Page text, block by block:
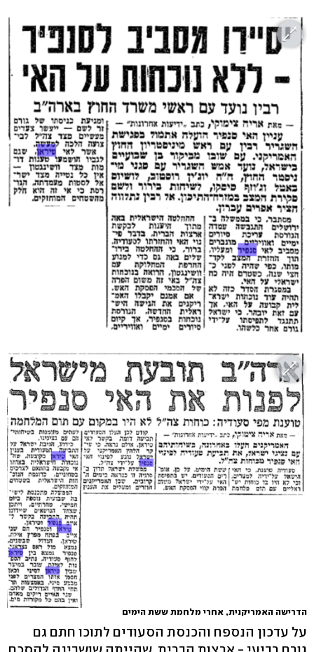
הדרישה האמריקנית, אחרי מלחמת ששת הימים
על עדכון הנספח והכנסת הסעודים לתוכו חתם גם